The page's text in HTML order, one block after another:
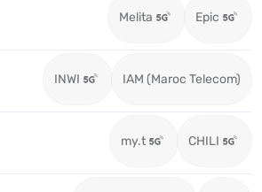
Melita Epic
INWI IAM (Maroc Telecom)
my.t CHILI